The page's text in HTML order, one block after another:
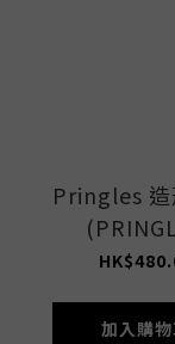
Pringles 造
加入購